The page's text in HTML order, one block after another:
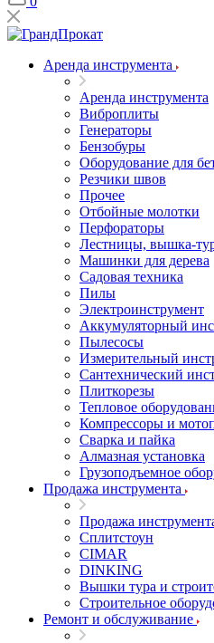
Аренда инструмента
Аренда инструмента
Виброплиты
Генераторы
Бензобуры
Оборудование для
Резчики швов
Прочее
Отбойные молотки
Перфораторы
Лестницы, вышка-
Машинки для дерева
Садовая техника
Пилы
Электроинструмент
Аккумуляторный
Пылесосы
Измерительный
Сантехнический
Плиткорезы
Тепловое
Компрессоры и
Сварка и пайка
Алмазная установка
Грузоподъемное
Продажа инструмента
Продажа
Сплитстоун
CIMAR
DINKING
Вышки тура и
Строительное
Ремонт и обслуживание